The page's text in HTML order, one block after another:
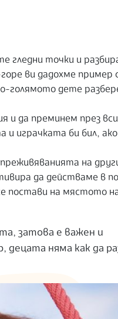
гледни точки и
ви дадохме пример
голямото дете
и да преминем през
и играчката би бил,
на
да действаме в
постави на мястото
затова е важен и
децата няма как да